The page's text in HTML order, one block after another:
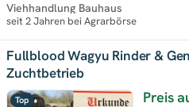
Viehhandlung Bauhaus
seit 2 Jahren bei Agrarbörse
Top
Fullblood Wagyu Rinder &
Zuchtbetrieb
Preis